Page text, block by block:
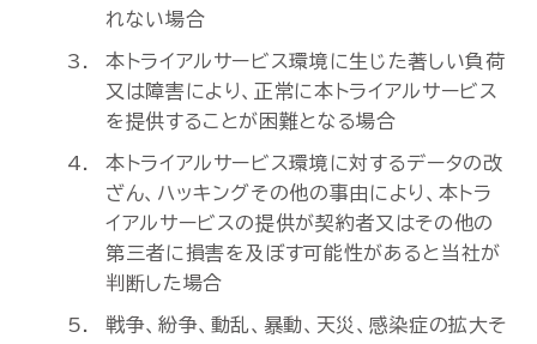
れない場合
本トライアルサービス環境に生じた著しい負荷
又は障害により、正常に本トライアルサービス
を提供することが困難となる場合
本トライアルサービス環境に対するデータの改
ざん、ハッキングその他の事由により、本トラ
イアルサービスの提供が契約者又はその他の
第三者に損害を及ぼす可能性があると当社が
判断した場合
戦争、紛争、動乱、暴動、天災、感染症の拡大そ